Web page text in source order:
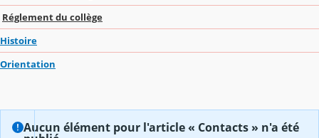
Réglement du collège
Histoire
Orientation
Aucun élément pour l'article « Contacts » n'a été